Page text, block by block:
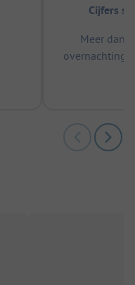
Cijfers
Meer dan